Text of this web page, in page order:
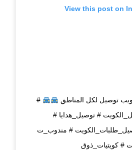
View this post on
توصيل لكل المناطق
#
# توصيل_هدايا #
# مندوب_ت
# كويتيات_ذوق